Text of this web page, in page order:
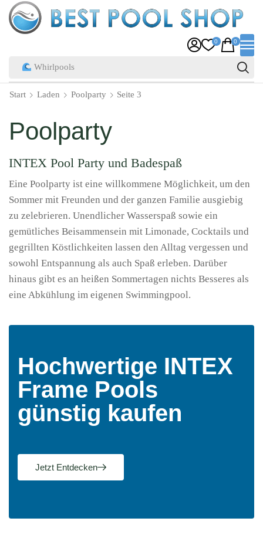
Whirlpools
0 0
Start Laden Poolparty Seite 3
Poolparty
INTEX Pool Party und Badespaß
Eine Poolparty ist eine willkommene Möglichkeit, um den
Sommer mit Freunden und der ganzen Familie ausgiebig
zu zelebrieren. Unendlicher Wasserspaß sowie ein
gemütliches Beisammensein mit Limonade, Cocktails und
gegrillten Köstlichkeiten lassen den Alltag vergessen und
sowohl Entspannung als auch Spaß erleben. Darüber
hinaus gibt es an heißen Sommertagen nichts Besseres als
eine Abkühlung im eigenen Swimmingpool.
Hochwertige INTEX
Frame Pools
günstig kaufen
Jetzt Entdecken